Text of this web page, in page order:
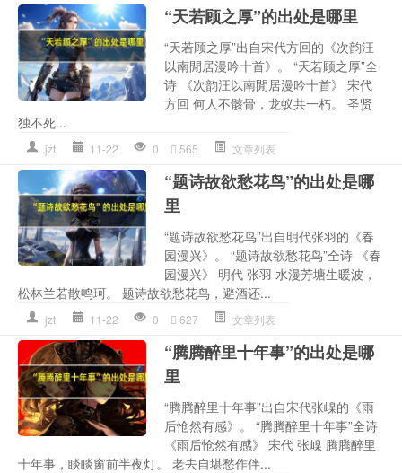
“天若顾之厚”的出处是哪里
“天若顾之厚”出自宋代方回的《次韵汪
以南閒居漫吟十首》。 “天若顾之厚”全
诗 《次韵汪以南閒居漫吟十首》 宋代
方回 何人不骸骨，龙蚁共一朽。 圣贤
独不死...
jzt 11-22 0 565 文章列表
“题诗故欲愁花鸟”的出处是哪
里
“题诗故欲愁花鸟”出自明代张羽的《春
园漫兴》。 “题诗故欲愁花鸟”全诗 《春
园漫兴》 明代 张羽 水漫芳塘生暖波，
松林兰若散鸣珂。 题诗故欲愁花鸟，避酒还...
jzt 11-22 0 627 文章列表
“腾腾醉里十年事”的出处是哪
里
“腾腾醉里十年事”出自宋代张嵲的《雨
后怆然有感》。 “腾腾醉里十年事”全诗
《雨后怆然有感》 宋代 张嵲 腾腾醉里
十年事，睒睒窗前半夜灯。 老去自堪愁作伴...